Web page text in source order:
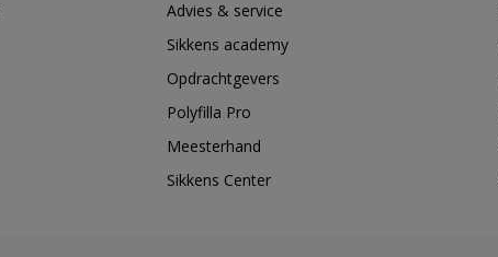
Advies & service
Sikkens academy
Opdrachtgevers
Polyfilla Pro
Meesterhand
Sikkens Center